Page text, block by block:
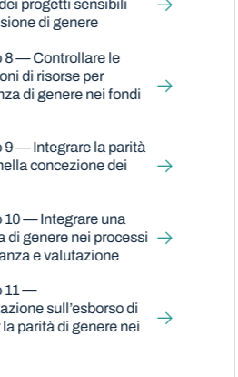
progetti sensibili
di genere
8 — Controllare le
di risorse per
di genere nei fondi
9 — Integrare la parità
concezione dei
10 — Integrare una
di genere nei processi
e valutazione
11 —
sull’esborso di
la parità di genere nei